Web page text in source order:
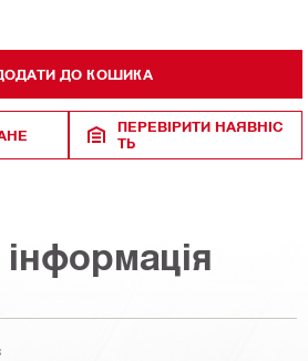
ДО КОШИКА
ПЕРЕВІРИТИ НАЯВНІС
ТЬ
інформація